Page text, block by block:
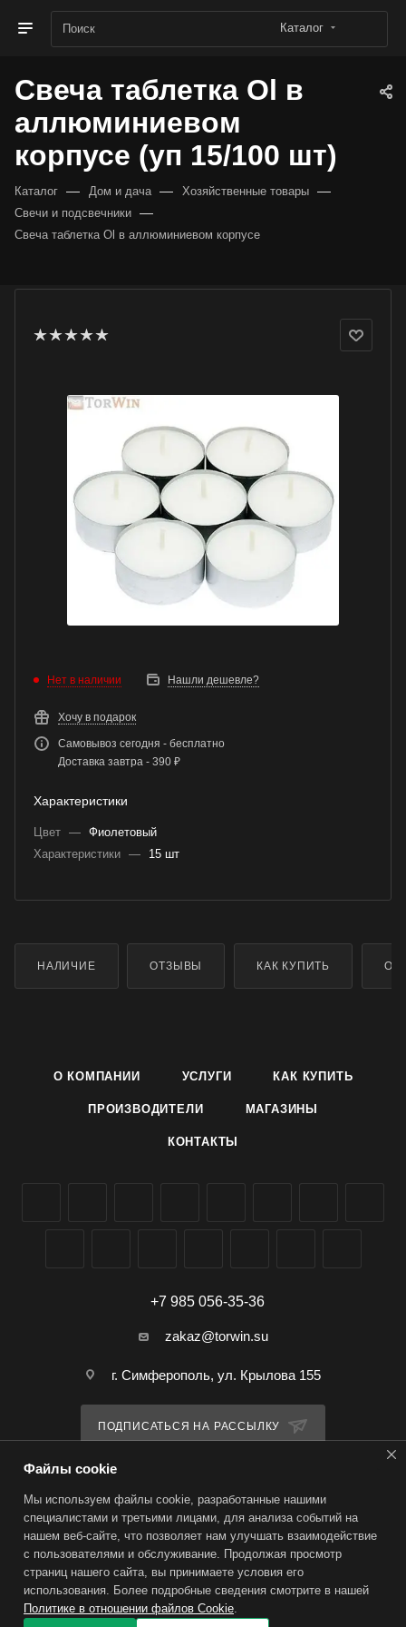
Каталог
Свеча таблетка Ol в
аллюминиевом
корпусе (уп 15/100 шт)
Каталог — Дом и дача — Хозяйственные товары —
Свечи и подсвечники —
Свеча таблетка Ol в аллюминиевом корпусе
Нет в наличии Нашли дешевле?
Хочу в подарок
Самовывоз сегодня - бесплатно
Доставка завтра - 390 ₽
Характеристики
Цвет — Фиолетовый
Характеристики — 15 шт
НАЛИЧИЕ ОТЗЫВЫ КАК КУПИТЬ
О КОМПАНИИ УСЛУГИ КАК КУПИТЬ
ПРОИЗВОДИТЕЛИ МАГАЗИНЫ
КОНТАКТЫ
+7 985 056-35-36
zakaz@torwin.su
г. Симферополь, ул. Крылова 155
ПОДПИСАТЬСЯ НА РАССЫЛКУ
2026 © TorWin – интернет-магазин
Файлы cookie
Мы используем файлы cookie, разработанные нашими
специалистами и третьими лицами, для анализа событий на
нашем веб-сайте, что позволяет нам улучшать взаимодействие
с пользователями и обслуживание. Продолжая просмотр
страниц нашего сайта, вы принимаете условия его
использования. Более подробные сведения смотрите в нашей
Политике в отношении файлов Cookie.